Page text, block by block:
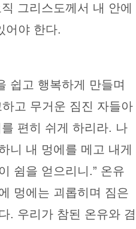
그리스도께서 내 안에
어야 한다.
쉽고 행복하게 만들며
고 무거운 짐진 자들아
편히 쉬게 하리라. 나
니 내 멍에를 메고 내게
쉼을 얻으리니.” 온유
멍에는 괴롭히며 짐은
. 우리가 참된 온유와 겸